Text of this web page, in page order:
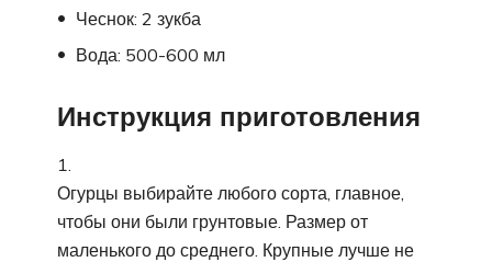
Чеснок: 2 зукба
Вода: 500-600 мл
Инструкция приготовления
Огурцы выбирайте любого сорта, главное,
чтобы они были грунтовые. Размер от
маленького до среднего. Крупные лучше не